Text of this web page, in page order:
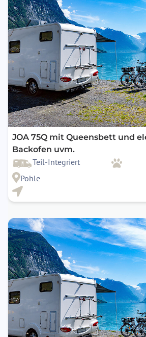
JOA 75Q mit Queensbett und
Backofen uvm.
Teil-Integriert
Pohle